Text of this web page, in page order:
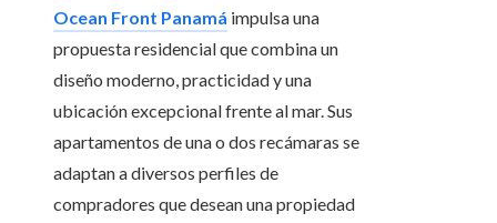
Ocean Front Panamá impulsa una
propuesta residencial que combina un
diseño moderno, practicidad y una
ubicación excepcional frente al mar. Sus
apartamentos de una o dos recámaras se
adaptan a diversos perfiles de
compradores que desean una propiedad